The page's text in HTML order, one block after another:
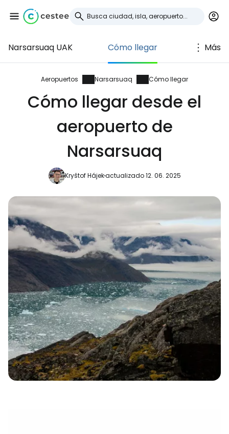
Narsarsuaq UAK Cómo llegar Más
Aeropuertos Narsarsuaq Cómo llegar
Cómo llegar desde el
aeropuerto de
Narsarsuaq
Kryštof Hájekactualizado 12. 06. 2025
Iniciar sesión en
Cestee
... la comunidad mundial de viajeros
Continuar con Google
Continuar con Facebook
Continuar con Email